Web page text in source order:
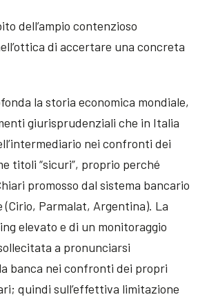
dell’ampio contenzioso
di accertare una concreta
la storia economica mondiale,
giurisprudenziali che in Italia
nei confronti dei
titoli “sicuri”, proprio perché
promosso dal sistema bancario
Parmalat, Argentina). La
elevato e di un monitoraggio
a pronunciarsi
banca nei confronti dei propri
quindi sull’effettiva limitazione